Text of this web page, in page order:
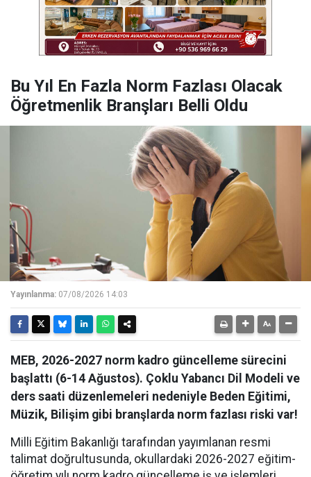
Bu Yıl En Fazla Norm Fazlası Olacak
Öğretmenlik Branşları Belli Oldu
Yayınlanma: 07/08/2026 14:03
MEB, 2026-2027 norm kadro güncelleme sürecini
başlattı (6-14 Ağustos). Çoklu Yabancı Dil Modeli ve
ders saati düzenlemeleri nedeniyle Beden Eğitimi,
Müzik, Bilişim gibi branşlarda norm fazlası riski var!
Milli Eğitim Bakanlığı tarafından yayımlanan resmi
talimat doğrultusunda, okullardaki 2026-2027 eğitim-